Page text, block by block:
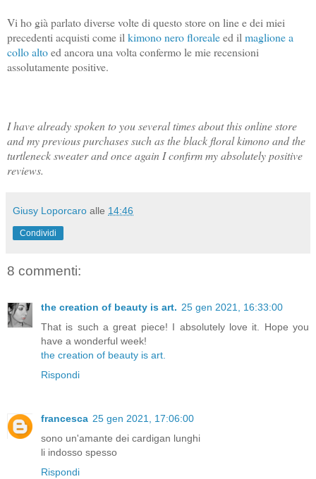
Vi ho già parlato diverse volte di questo store on line e dei miei
precedenti acquisti come ilkimono nero florealeed ilmaglione a
collo altoed ancora una volta confermo le mie recensioni
assolutamente positive.
I have already spoken to you several times about this online store
and my previous purchases such as the black floral kimono and the
turtleneck sweater and once again I confirm my absolutely positive
reviews.
Giusy Loporcaro alle 14:46
Condividi
8 commenti:
the creation of beauty is art. 25 gen 2021, 16:33:00
That is such a great piece! I absolutely love it. Hope you
have a wonderful week!
the creation of beauty is art.
Rispondi
francesca 25 gen 2021, 17:06:00
sono un'amante dei cardigan lunghi
li indosso spesso
Rispondi